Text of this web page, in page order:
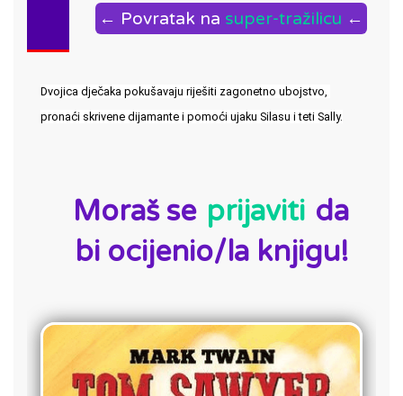
← Povratak na super-tražilicu ←
Dvojica dječaka pokušavaju riješiti zagonetno ubojstvo,
pronaći skrivene dijamante i pomoći ujaku Silasu i teti Sally.
Moraš se prijaviti da
bi ocijenio/la knjigu!